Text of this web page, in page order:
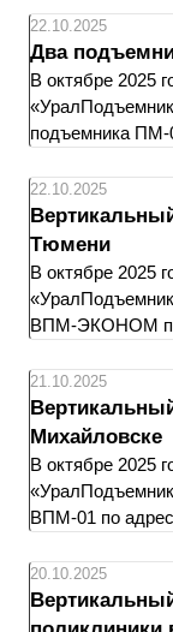
22.10.2025
Два
В октябре 2025
подъемника ПМ-
22.10.2025
Тюмени
В октябре 2025
ВПМ-ЭКОНОМ
21.10.2025
Михайловске
В октябре 2025
ВПМ-01 по
20.10.2025